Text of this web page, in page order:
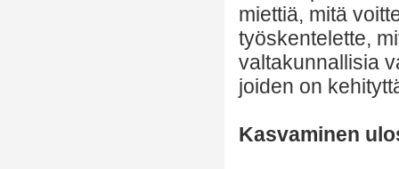
miettiä, mitä
työskentelette,
valtakunnallisia
joiden on
Kasvaminen